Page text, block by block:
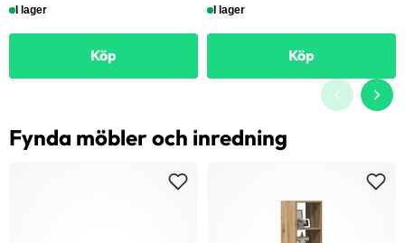
I lager
Köp
I lager
Köp
Fynda möbler och inredning